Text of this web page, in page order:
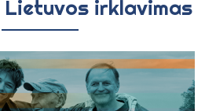
irklavimas